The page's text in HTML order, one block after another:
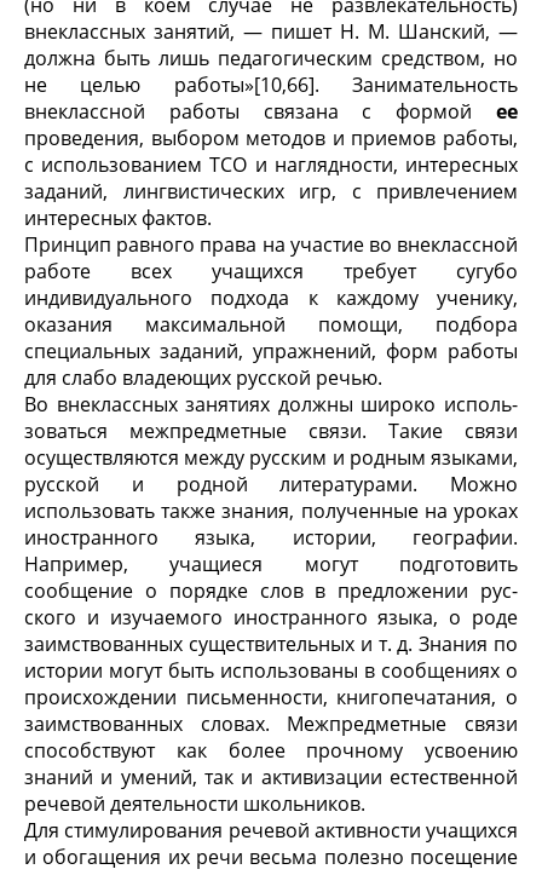
внеклассных заня­тий, — пишет Н. М. Шанский, —
должна быть лишь пе­дагогическим средством, но
не целью работы»[10,66]. Зани­мательность
внеклассной работы связана с формой ее
проведения, выбором методов и приемов работы,
с ис­пользованием ТСО и наглядности, интересных
заданий, лингвистических игр, с привлечением
интересных фак­тов.
Принцип равного права на участие во внеклассной
работе всех учащихся требует сугубо
индивидуального подхода к каждому ученику,
оказания максимальной помощи, подбора
специальных заданий, упражнений, форм работы
для слабо владеющих русской речью.
Во внеклассных занятиях должны широко исполь­
зоваться межпредметные связи. Такие связи
осуще­ствляются между русским и родным языками,
русской и родной литературами. Можно
использовать также знания, полученные на уроках
иностранного языка, истории, географии.
Например, учащиеся могут подготовить
сообщение о порядке слов в предложении рус­
ского и изучаемого иностранного языка, о роде
заим­ствованных существительных и т. д. Знания по
истории могут быть использованы в сообщениях о
происхожде­нии письменности, книгопечатания, о
заимствованных словах. Межпредметные связи
способствуют как более прочному усвоению
знаний и умений, так и активиза­ции естественной
речевой деятельности школьников.
Для стимулирования речевой активности учащихся
и обогащения их речи весьма полезно посещение